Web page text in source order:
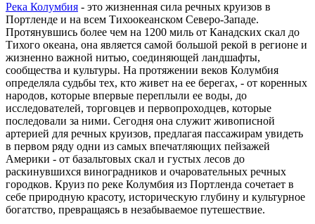
Река Колумбия - это жизненная сила речных круизов в
Портленде и на всем Тихоокеанском Северо-Западе.
Протянувшись более чем на 1200 миль от Канадских скал до
Тихого океана, она является самой большой рекой в регионе и
жизненно важной нитью, соединяющей ландшафты,
сообщества и культуры. На протяжении веков Колумбия
определяла судьбы тех, кто живет на ее берегах, - от коренных
народов, которые впервые переплыли ее воды, до
исследователей, торговцев и первопроходцев, которые
последовали за ними. Сегодня она служит живописной
артерией для речных круизов, предлагая пассажирам увидеть
в первом ряду одни из самых впечатляющих пейзажей
Америки - от базальтовых скал и густых лесов до
раскинувшихся виноградников и очаровательных речных
городков. Круиз по реке Колумбия из Портленда сочетает в
себе природную красоту, историческую глубину и культурное
богатство, превращаясь в незабываемое путешествие.